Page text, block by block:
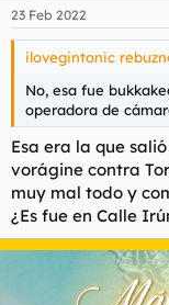
e
s
23 Feb 2022
ilovegintonic
No, esa fue
operadora de
Esa era la que
vorágine contra
muy mal todo y
¿Es fue en Calle